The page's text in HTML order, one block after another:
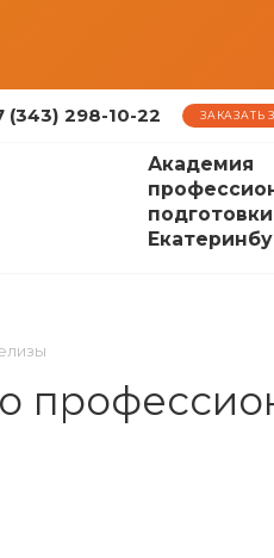
(343) 298-10-22 ЗАКАЗАТЬ
Академия